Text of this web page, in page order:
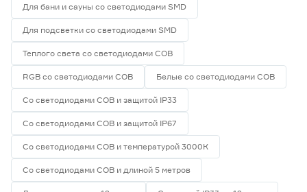
Для бани и сауны со светодиодами SMD
Для подсветки со светодиодами SMD
Теплого света со светодиодами СОВ
RGB со светодиодами СОВ Белые со светодиодами СОВ
Со светодиодами СОВ и защитой IP33
Со светодиодами СОВ и защитой IP67
Со светодиодами СОВ и температурой 3000К
Со светодиодами СОВ и длиной 5 метров